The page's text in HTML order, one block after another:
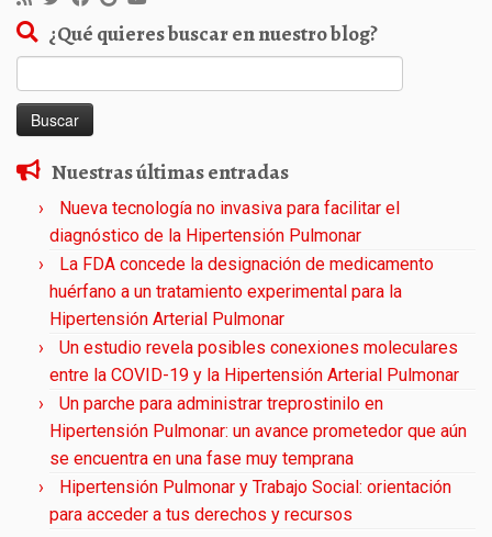
¿Qué quieres buscar en nuestro blog?
Nuestras últimas entradas
Nueva tecnología no invasiva para facilitar el
diagnóstico de la Hipertensión Pulmonar
La FDA concede la designación de medicamento
huérfano a un tratamiento experimental para la
Hipertensión Arterial Pulmonar
Un estudio revela posibles conexiones moleculares
entre la COVID-19 y la Hipertensión Arterial Pulmonar
Un parche para administrar treprostinilo en
Hipertensión Pulmonar: un avance prometedor que aún
se encuentra en una fase muy temprana
Hipertensión Pulmonar y Trabajo Social: orientación
para acceder a tus derechos y recursos